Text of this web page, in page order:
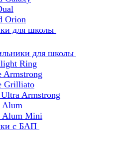
Orion
для школы
для школы
Ring
Armstrong
Grilliato
Armstrong
Alum
Alum Mini
с БАП